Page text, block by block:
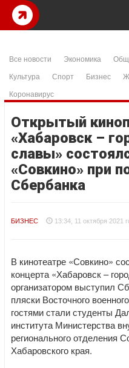
Все новости Экономика
Культура
Спорт Бизнес
Коронавирус
Открытый
«Хабаровск –
славы»
«Совкино» при
Сбербанка
БИЗНЕС 13:34, 11 октября 2021
В кинотеатре «Совкино»
концерта «Хабаровск –
организатором выступил
пляски Восточного
гостями стали студенты
института Министерства
регионального отделения
Хабаровского края.